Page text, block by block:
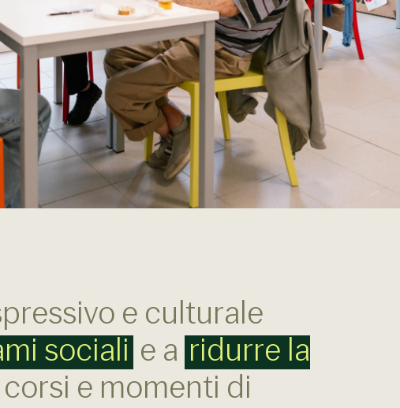
e culturale
sociali e a ridurre la
e momenti di